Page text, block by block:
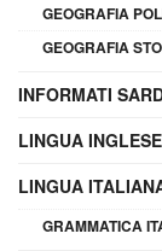
GEOGRAFIA
GEOGRAFIA
INFORMATI
LINGUA INGLESE
LINGUA
GRAMMATICA